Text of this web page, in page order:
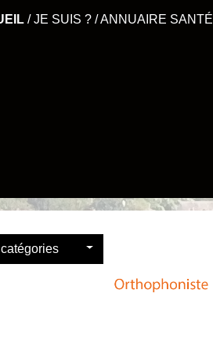
/JE SUIS ? /ANNUAIRE SANTÉ